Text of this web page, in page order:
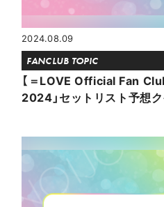
2024.08.09
FANCLUB TOPIC
【＝LOVE Official Fan
2024」セットリスト予想ク